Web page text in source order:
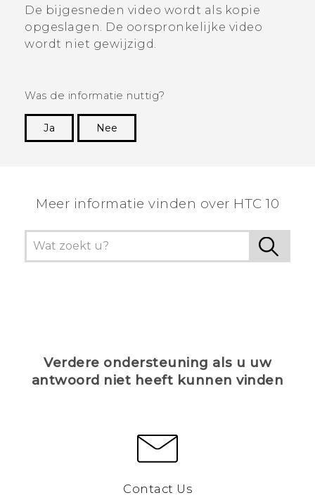
De bijgesneden video wordt als kopie
opgeslagen. De oorspronkelijke video
wordt niet gewijzigd.
Was de informatie nuttig?
Ja
Nee
Meer informatie vinden over HTC 10
Verdere ondersteuning als u uw
antwoord niet heeft kunnen vinden
Contact Us